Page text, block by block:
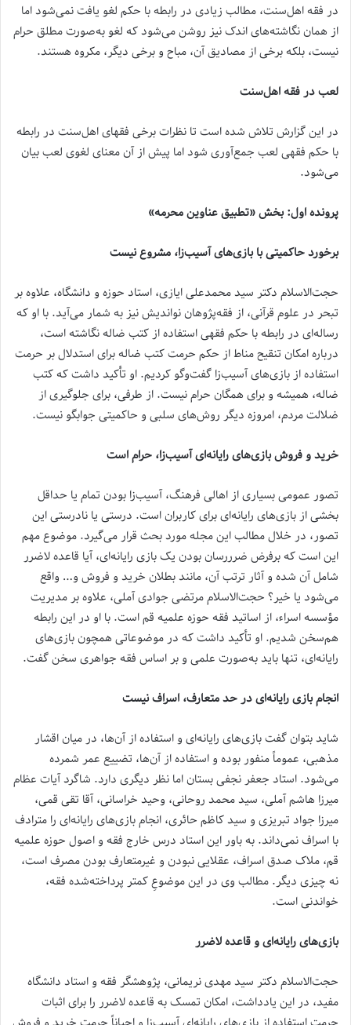
در فقه اهل‌سنت، مطالب زیادی در رابطه با حکم لغو یافت نمی‌شود اما
از همان نگاشته‌های اندک نیز روشن می‌شود که لغو به‌صورت مطلق حرام
نیست، بلکه برخی از مصادیق آن، مباح و برخی دیگر، مکروه هستند.
لعب در فقه اهل‌سنت
در این گزارش تلاش شده است تا نظرات برخی فقهای اهل‌سنت در رابطه
با حکم فقهی لعب جمع‌آوری شود اما پیش از آن معنای لغوی لعب بیان
می‌شود.
پرونده اول: بخش «تطبیق عناوین محرمه»
برخورد حاکمیتی با بازی‌های آسیب‌زا، مشروع نیست
حجت‌الاسلام دکتر سید محمدعلی ایازی، استاد حوزه و دانشگاه، علاوه بر
تبحر در علوم قرآنی، از فقه‌پژوهان نواندیش نیز به شمار می‌آید. با او که
رساله‌ای در رابطه با حکم فقهی استفاده از کتب ضاله نگاشته است،
درباره امکان تنقیح مناط از حکم حرمت کتب ضاله برای استدلال بر حرمت
استفاده از بازی‌های آسیب‌زا گفت‌وگو کردیم. او تأکید داشت که کتب
ضاله، همیشه و برای همگان حرام نیست. از طرفی، برای جلوگیری از
ضلالت مردم، امروزه دیگر روش‌های سلبی و حاکمیتی جوابگو نیست.
خرید و فروش بازی‌های رایانه‌ای آسیب‌زا، حرام است
تصور عمومی بسیاری از اهالی فرهنگ، آسیب‌زا بودن تمام یا حداقل
بخشی از بازی‌های رایانه‌ای برای کاربران است. درستی یا نادرستی این
تصور، در خلال مطالب این مجله مورد بحث قرار می‌گیرد. موضوع مهم
این است که برفرض ضرررسان بودن یک بازی رایانه‌ای، آیا قاعده لاضرر
شامل آن شده و آثار ترتب آن، مانند بطلان خرید و فروش و… واقع
می‌شود یا خیر؟ حجت‌الاسلام مرتضی جوادی آملی، علاوه بر مدیریت
مؤسسه اسراء، از اساتید فقه حوزه علمیه قم است. با او در این رابطه
هم‌سخن شدیم. او تأکید داشت که در موضوعاتی همچون بازی‌های
رایانه‌ای، تنها باید به‌صورت علمی و بر اساس فقه جواهری سخن گفت.
انجام بازی رایانه‌ای در حد متعارف، اسراف نیست
شاید بتوان گفت بازی‌های رایانه‌ای و استفاده از آن‌ها، در میان اقشار
مذهبی، عموماً منفور بوده و استفاده از آن‌ها، تضییع عمر شمرده
می‌شود. استاد جعفر نجفی بستان اما نظر دیگری دارد. شاگرد آیات عظام
میرزا هاشم آملی، سید محمد روحانی، وحید خراسانی، آقا تقی قمی،
میرزا جواد تبریزی و سید کاظم حائری، انجام بازی‌های رایانه‌ای را مترادف
با اسراف نمی‌داند. به باور این استاد درس خارج فقه و اصول حوزه علمیه
قم، ملاک صدق اسراف، عقلایی نبودن و غیرمتعارف بودن مصرف است،
نه چیزی دیگر. مطالب وی در این موضوعِ کمتر پرداخته‌شده فقه،
خواندنی است.
بازی‌های رایانه‌ای و قاعده لاضرر
حجت‌الاسلام دکتر سید مهدی نریمانی، پژوهشگر فقه و استاد دانشگاه
مفید، در این یادداشت، امکان تمسک به قاعده لاضرر را برای اثبات